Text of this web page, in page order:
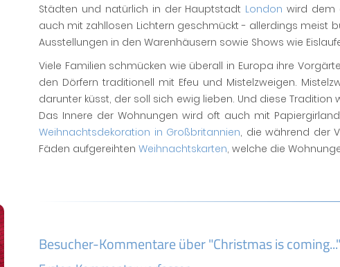
Städten und natürlich in der Hauptstadt London wird dem
auch mit zahllosen Lichtern geschmückt - allerdings meist
Ausstellungen in den Warenhäusern sowie Shows wie
Viele Familien schmücken wie überall in Europa ihre
den Dörfern traditionell mit Efeu und Mistelzweigen.
darunter küsst, der soll sich ewig lieben. Und diese
Das Innere der Wohnungen wird oft auch mit
Weihnachtsdekoration in Großbritannien, die während der
Fäden aufgereihten Weihnachtskarten, welche die
Besucher-Kommentare über "Christmas is coming..."